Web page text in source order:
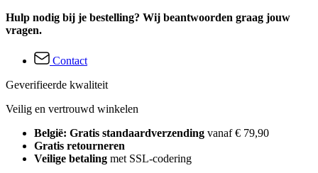
Hulp nodig bij je bestelling? Wij beantwoorden graag jouw
vragen.
Contact
Geverifieerde kwaliteit
Veilig en vertrouwd winkelen
België: Gratis standaardverzending vanaf € 79,90
Gratis retourneren
Veilige betaling met SSL-codering